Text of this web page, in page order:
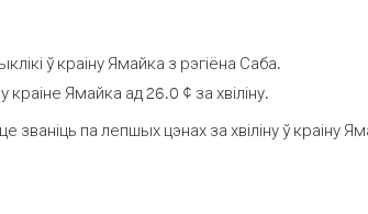
ў краіну Ямайка з рэгіёна Саба.
Ямайка ад 26.0 ¢ за хвіліну.
па лепшых цэнах за хвіліну ў краіну